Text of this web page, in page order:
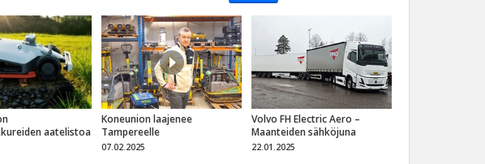
aatelistoa
Koneunion laajenee
Tampereelle
07.02.2025
Volvo FH Electric Aero –
Maanteiden sähköjuna
22.01.2025